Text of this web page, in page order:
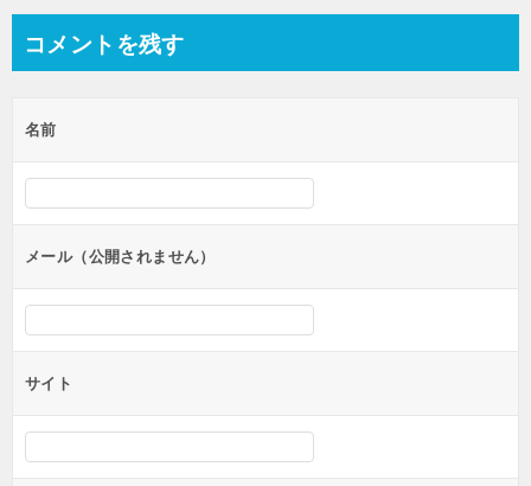
ビ
ー
シ
ン
コメントを残す
名前
メール（公開されません）
サイト